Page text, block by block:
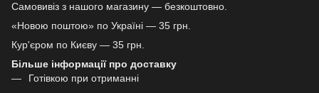
Самовивіз з нашого магазину — безкоштовно.
«Новою поштою» по Україні — 35 грн.
Кур'єром по Києву — 35 грн.
Більше інформації про доставку
Готівкою при отриманні